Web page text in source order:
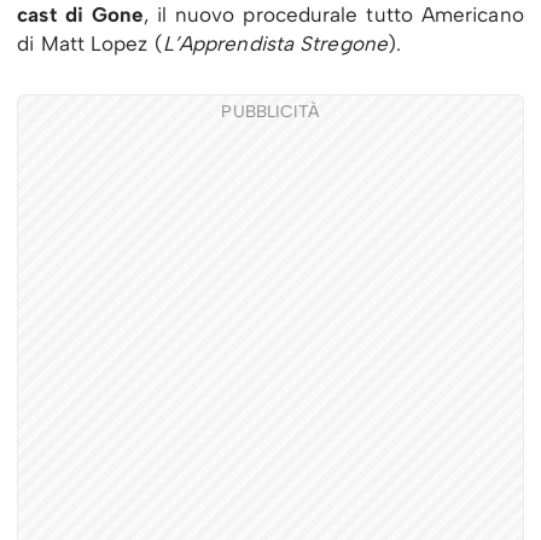
cast di Gone, il nuovo procedurale tutto Americano
di Matt Lopez (L’Apprendista Stregone).
PUBBLICITÀ